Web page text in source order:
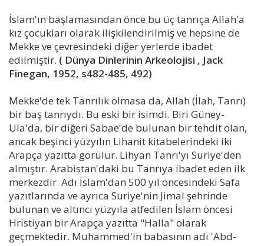
İslam'ın başlamasından önce bu üç tanrıça Allah'a
kız çocukları olarak ilişkilendirilmiş ve hepsine de
Mekke ve çevresindeki diğer yerlerde ibadet
edilmiştir. ( Dünya Dinlerinin Arkeolojisi , Jack
Finegan, 1952, s482-485, 492)
Mekke'de tek Tanrılık olmasa da, Allah (İlah, Tanrı)
bir baş tanrıydı. Bu eski bir isimdi. Biri Güney-
Ula'da, bir diğeri Sabae'de bulunan bir tehdit olan,
ancak beşinci yüzyılın Lihanit kitabelerindeki iki
Arapça yazıtta görülür. Lihyan Tanrı'yı Suriye'den
almıştır. Arabistan'daki bu Tanrıya ibadet eden ilk
merkezdir. Adı İslam'dan 500 yıl öncesindeki Safa
yazıtlarında ve ayrıca Suriye'nin Jimal şehrinde
bulunan ve altıncı yüzyıla atfedilen İslam öncesi
Hristiyan bir Arapça yazıtta "Halla" olarak
geçmektedir. Muhammed'in babasının adı 'Abd-